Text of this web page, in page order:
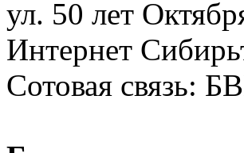
ул. 50 лет
Интернет
Сотовая связь: